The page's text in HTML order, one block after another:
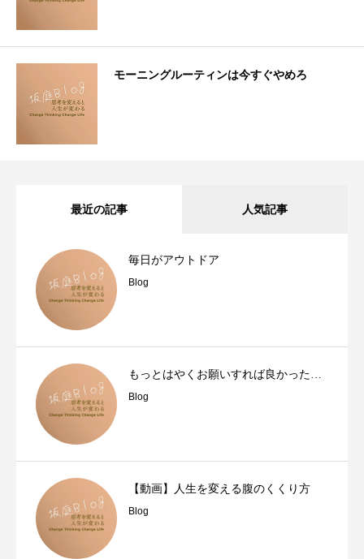
モーニングルーティンは今すぐやめろ
最近の記事 人気記事
毎日がアウトドア
Blog
もっとはやくお願いすれば良かった…
Blog
【動画】人生を変える腹のくくり方
Blog